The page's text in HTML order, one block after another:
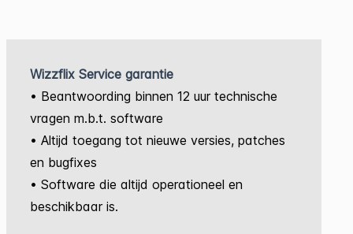
Wizzflix Service garantie
• Beantwoording binnen 12 uur technische
vragen m.b.t. software
• Altijd toegang tot nieuwe versies, patches
en bugfixes
• Software die altijd operationeel en
beschikbaar is.